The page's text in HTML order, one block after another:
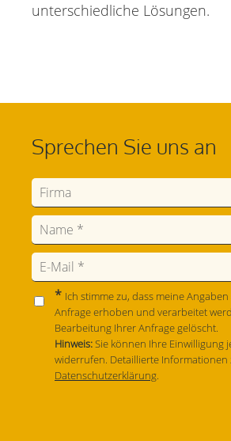
unterschiedliche Lösungen.
Sprechen Sie uns an
* Ich stimme zu, dass meine
Anfrage erhoben und verarbeitet
Bearbeitung Ihrer Anfrage gelöscht.
Hinweis:Sie können Ihre Einwilligung
widerrufen. Detaillierte
Datenschutzerklärung.